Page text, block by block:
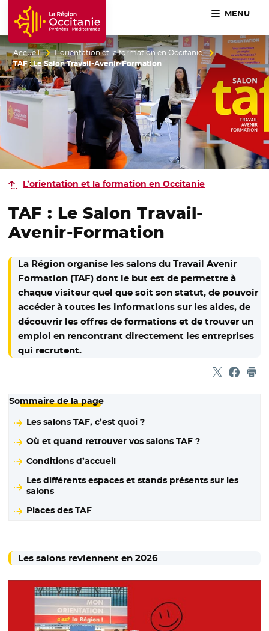
Accueil Région Occitanie / Pyrénées-Méditerranée
MENU
Accueil
L’orientation et la formation en Occitanie
TAF : Le Salon Travail-Avenir-Formation
L’orientation et la formation en Occitanie
TAF : Le Salon Travail-
Avenir-Formation
La Région organise les salons du Travail Avenir
Formation (TAF) dont le but est de permettre à
chaque visiteur quel que soit son statut, de pouvoir
accéder à toutes les informations sur les aides, de
découvrir les offres de formations et de trouver un
emploi en rencontrant directement les entreprises
qui recrutent.
Partager
- Nouvelle
-
Sommaire de la page
Les salons TAF, c’est quoi ?
Où et quand retrouver vos salons TAF ?
Conditions d’accueil
Les différents espaces et stands présents sur les
salons
Places des TAF
Les salons reviennent en 2026